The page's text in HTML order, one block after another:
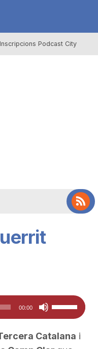
Inscripcions Podcast City
00:00
Feu
servir
les
tecles
Catalana i